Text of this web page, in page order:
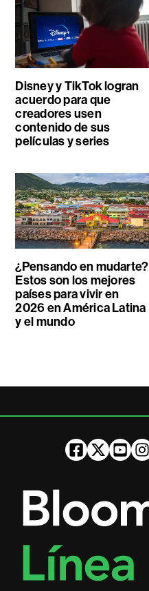
Disney y TikTok logran
acuerdo para que
creadores usen
contenido de sus
películas y series
¿Pensando en mudarte?
Estos son los mejores
países para vivir en
2026 en América Latina
y el mundo